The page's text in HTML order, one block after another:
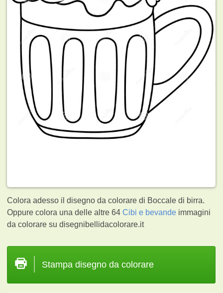
Colora adesso il disegno da colorare di Boccale di birra.
Oppure colora una delle altre 64Cibi e bevande immagini
da colorare su disegnibellidacolorare.it
Stampa disegno da colorare